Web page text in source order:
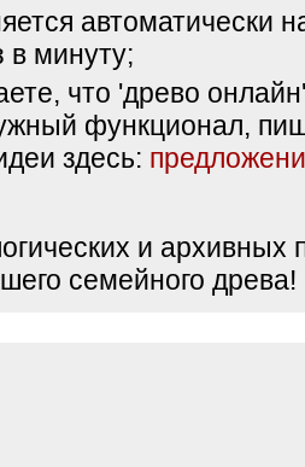
автоматически
в минуту;
что 'древо
функционал,
здесь:
и архивных
семейного древа!